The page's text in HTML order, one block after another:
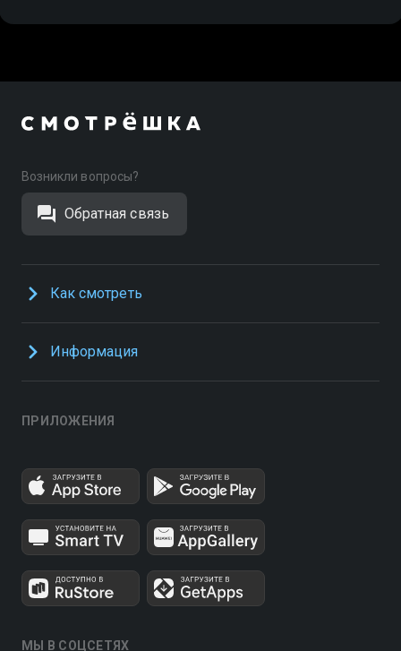
Возникли вопросы?
Обратная связь
Как смотреть
Информация
ПРИЛОЖЕНИЯ
МЫ В СОЦСЕТЯХ